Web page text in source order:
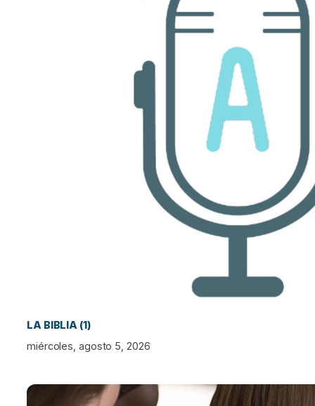
LA BIBLIA (1)
miércoles, agosto 5, 2026